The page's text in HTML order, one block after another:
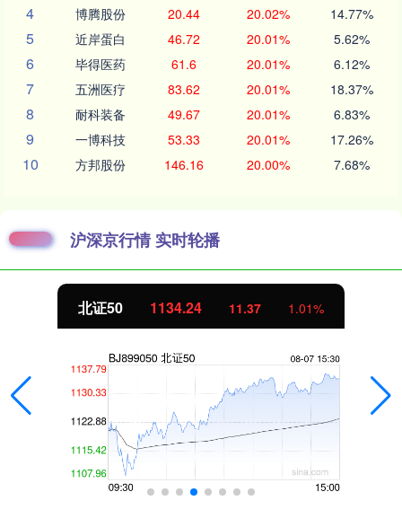
4 博腾股份 20.44 20.02% 14.77%
5 近岸蛋白 46.72 20.01% 5.62%
6 毕得医药 61.6 20.01% 6.12%
7 五洲医疗 83.62 20.01% 18.37%
8 耐科装备 49.67 20.01% 6.83%
9 一博科技 53.33 20.01% 17.26%
10 方邦股份 146.16 20.00% 7.68%
沪深京行情 实时轮播
北证50 1134.24 11.37 1.01%